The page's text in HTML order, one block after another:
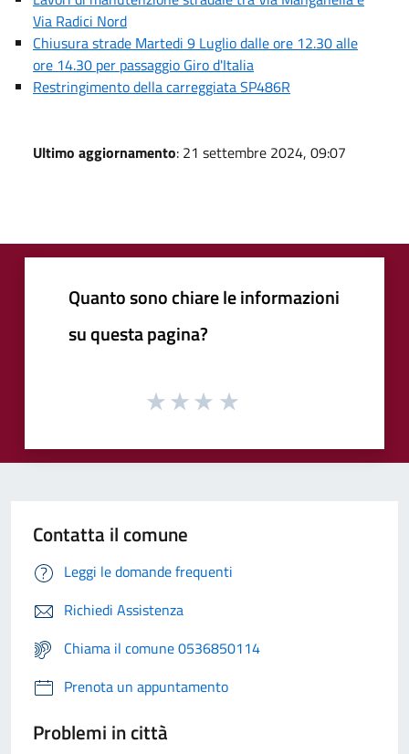
Via Radici Nord
Chiusura strade Martedi 9 Luglio dalle ore 12.30 alle
ore 14.30 per passaggio Giro d'Italia
Restringimento della carreggiata SP486R
Ultimo aggiornamento: 21 settembre 2024, 09:07
Quanto sono chiare le informazioni
su questa pagina?
Contatta il comune
Leggi le domande frequenti
Richiedi Assistenza
Chiama il comune 0536850114
Prenota un appuntamento
Problemi in città